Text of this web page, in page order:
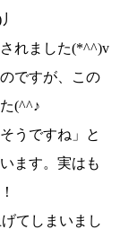
れました(*^^)v
ですが、この
(^^♪
うですね」
と
ます。実はも
てしまいまし